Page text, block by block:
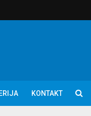
KONTAKT